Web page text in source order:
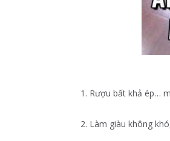
1. Rượu bất khả ép…
2. Làm giàu không